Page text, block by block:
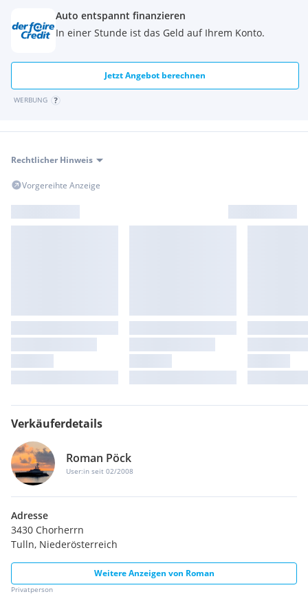
Auto entspannt finanzieren
In einer Stunde ist das Geld auf Ihrem Konto.
Jetzt Angebot berechnen
WERBUNG
Rechtlicher Hinweis
Vorgereihte Anzeige
Verkäuferdetails
Roman Pöck
User:in seit 02/2008
Adresse
3430 Chorherrn
Tulln, Niederösterreich
Weitere Anzeigen von Roman
Privatperson